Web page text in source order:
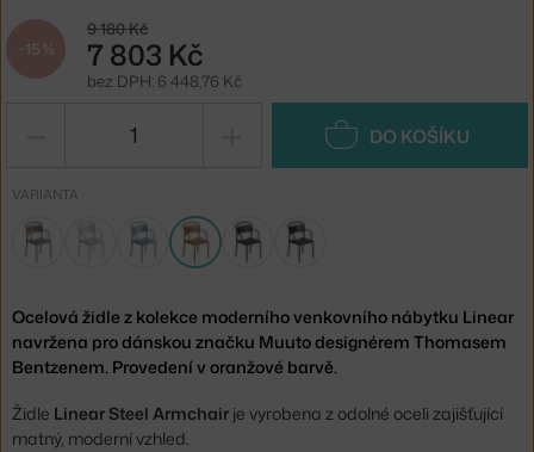
−15 %
9 180 Kč
7 803 Kč
bez DPH: 6 448,76 Kč
DO KOŠÍKU
VARIANTA
Ocelová židle z kolekce moderního venkovního nábytku Linear
navržena pro dánskou značku Muuto designérem Thomasem
Bentzenem. Provedení v oranžové barvě.
Židle Linear Steel Armchair je vyrobena z odolné oceli zajišťující
matný, moderní vzhled.